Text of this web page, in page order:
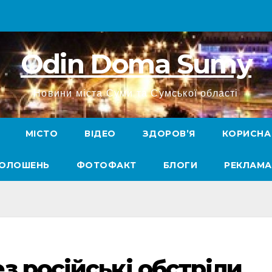
Odin Doma Sumy
Новини міста Суми та Сумської області
МІСТО ВІДЕО ЗДОРОВ’Я КОРИСНА
ФОТОФАКТ БЛОГИ РЕКЛАМА